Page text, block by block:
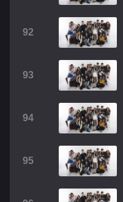
92
93
94
95